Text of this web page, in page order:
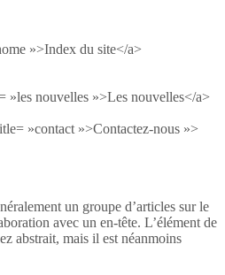
»>Index du site</a>
»les nouvelles »>Les nouvelles</a>
»contact »>Contactez-nous »>
un groupe d’articles sur le
avec un en-tête. L’élément de
abstrait, mais il est néanmoins